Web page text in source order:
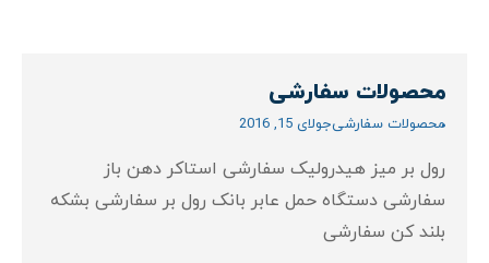
محصولات سفارشی
محصولات سفارشیجولای 15, 2016
رول بر میز هیدرولیک سفارشی استاکر دهن باز
سفارشی دستگاه حمل عابر بانک رول بر سفارشی بشکه
بلند کن سفارشی